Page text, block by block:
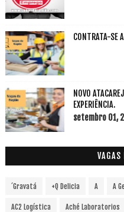
CONTRATA-SE
NOVO
EXPERIÊNCIA.
setembro 01,
VAGAS
´Gravatá +Q Delicia A A
AC2 Logística Aché Laboratorios